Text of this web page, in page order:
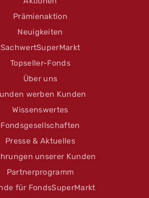
Prämienaktion
Neuigkeiten
SachwertSuperMarkt
Topseller-Fonds
Über uns
werben Kunden
Wissenswertes
Fondsgesellschaften
Presse & Aktuelles
unserer Kunden
Partnerprogramm
für FondsSuperMarkt